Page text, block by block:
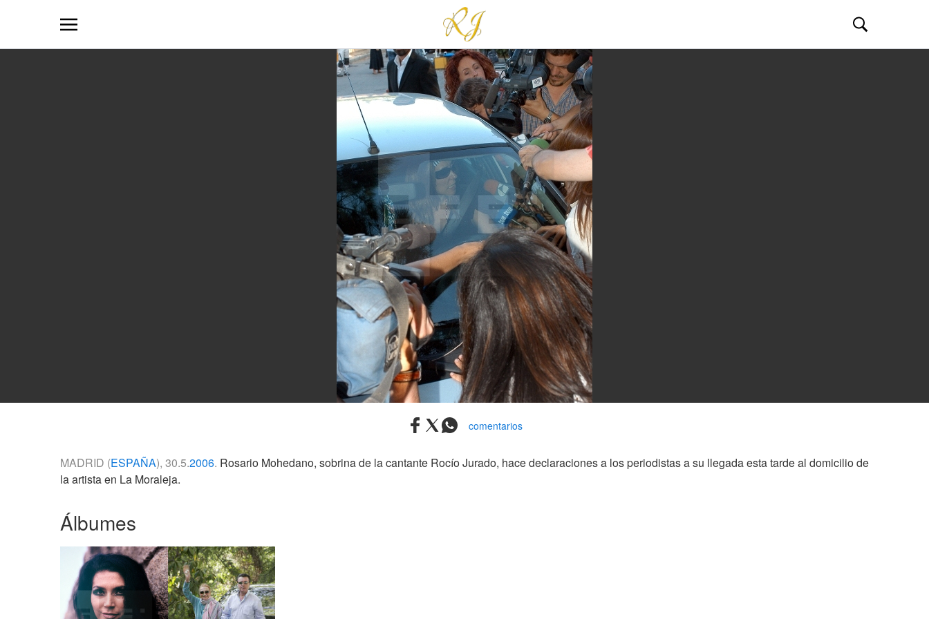
comentarios
MADRID (ESPAÑA), 30.5.2006. Rosario Mohedano, sobrina de la cantante Rocío Jurado, hace declaraciones a los periodistas a su llegada esta tarde al domicilio de
la artista en La Moraleja.
Álbumes